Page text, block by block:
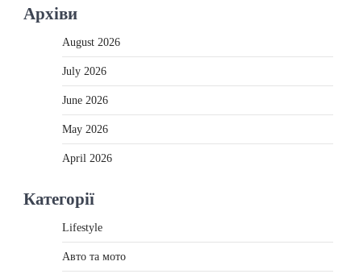
Архіви
August 2026
July 2026
June 2026
May 2026
April 2026
Категорії
Lifestyle
Авто та мото